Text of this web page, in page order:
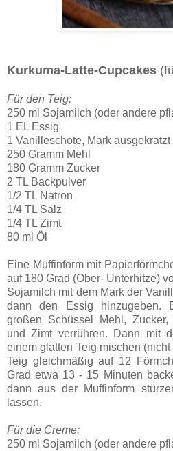
Kurkuma-Latte-Cupcakes
Für den Teig:
250 ml Sojamilch (oder andere
1 EL Essig
1 Vanilleschote, Mark ausgekratzt
250 Gramm Mehl
180 Gramm Zucker
2 TL Backpulver
1/2 TL Natron
1/4 TL Salz
1/4 TL Zimt
80 ml Öl
Eine Muffinform mit
auf 180 Grad (Ober- Unterhitze)
Sojamilch mit dem Mark der
dann den Essig hinzugeben.
großen Schüssel Mehl,
und Zimt verrühren. Dann mit
einem glatten Teig mischen
Teig gleichmäßig auf 12
Grad etwa 13 - 15 Minuten
dann aus der Muffinform
lassen.
Für die Creme:
250 ml Sojamilch (oder andere